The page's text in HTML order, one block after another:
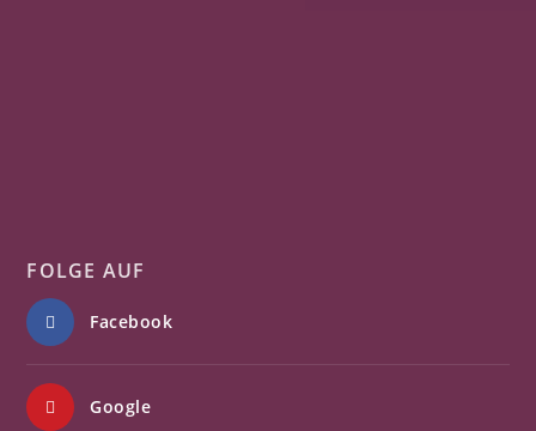
FOLGE AUF
Facebook
Google